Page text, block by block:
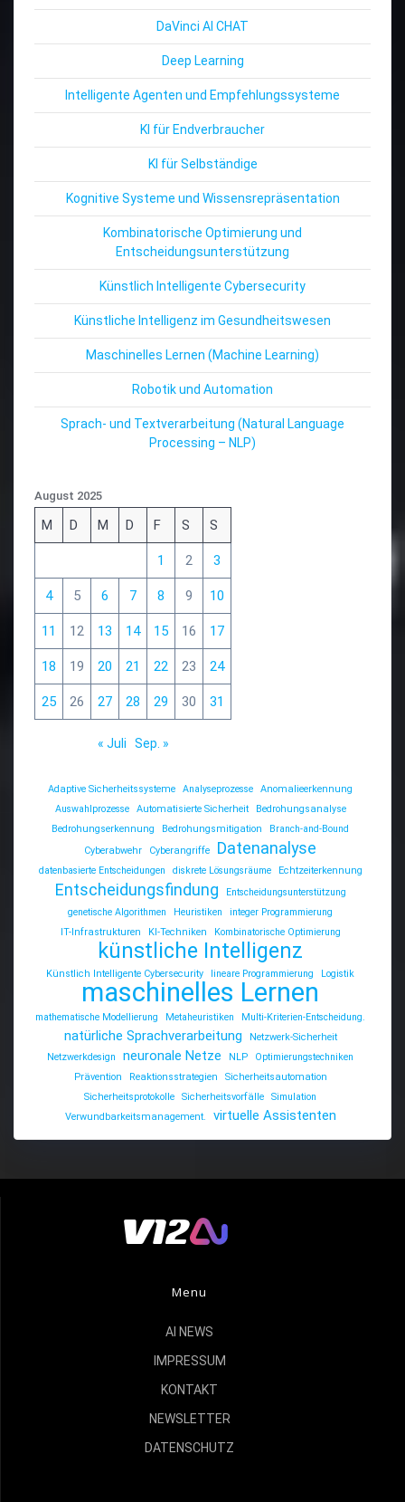
DaVinci AI CHAT
Deep Learning
Intelligente Agenten und Empfehlungssysteme
KI für Endverbraucher
KI für Selbständige
Kognitive Systeme und Wissensrepräsentation
Kombinatorische Optimierung und
Entscheidungsunterstützung
Künstlich Intelligente Cybersecurity
Künstliche Intelligenz im Gesundheitswesen
Maschinelles Lernen (Machine Learning)
Robotik und Automation
Sprach- und Textverarbeitung (Natural Language
Processing – NLP)
August 2025
M D M D F S S
1 2 3
4 5 6 7 8 9 10
11 12 13 14 15 16 17
18 19 20 21 22 23 24
25 26 27 28 29 30 31
« Juli Sep. »
Adaptive Sicherheitssysteme Analyseprozesse
Anomalieerkennung
Auswahlprozesse
Automatisierte Sicherheit
Bedrohungsanalyse
Bedrohungserkennung
Bedrohungsmitigation
Branch-and-Bound
Cyberabwehr
Cyberangriffe Datenanalyse
datenbasierte Entscheidungen diskrete Lösungsräume Echtzeiterkennung
Entscheidungsfindung
Entscheidungsunterstützung
genetische Algorithmen
Heuristiken
integer Programmierung
IT-Infrastrukturen
KI-Techniken Kombinatorische Optimierung
künstliche Intelligenz
Künstlich Intelligente Cybersecurity lineare Programmierung Logistik
maschinelles Lernen
mathematische Modellierung Metaheuristiken Multi-Kriterien-Entscheidung.
natürliche Sprachverarbeitung
Netzwerk-Sicherheit
Netzwerkdesign
neuronale Netze NLP
Optimierungstechniken
Prävention
Reaktionsstrategien
Sicherheitsautomation
Sicherheitsprotokolle
Sicherheitsvorfälle
Simulation
Verwundbarkeitsmanagement.
virtuelle Assistenten
Menu
AI NEWS
IMPRESSUM
KONTAKT
NEWSLETTER
DATENSCHUTZ